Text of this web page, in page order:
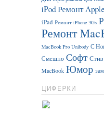
iPodРемонт Apple
iPad Ремонт iPhone 3Gs
Ремонт
MacBook Pro Unibody С
Смешно Софт
MacBook Юмор
ЦИФЕРКИ